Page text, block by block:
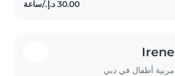
providing full newborn care and
Irene
مربية أطفال في دبي